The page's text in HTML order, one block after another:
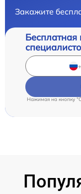
Закажите
Бесплатная
Нажимая на кнопку